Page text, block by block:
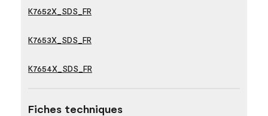
K7652X_SDS_FR
K7653X_SDS_FR
K7654X_SDS_FR
Fiches techniques